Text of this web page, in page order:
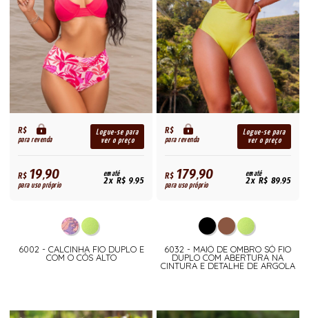
R$
para revenda
Logue-se para
ver o preço
R$19,90
para uso próprio
em até
2x R$ 9,95
6002 - CALCINHA FIO DUPLO E
COM O CÓS ALTO
R$
para revenda
Logue-se para
ver o preço
R$179,90
para uso próprio
em até
2x R$ 89,95
6032 - MAIÔ DE OMBRO SÓ FIO
DUPLO COM ABERTURA NA
CINTURA E DETALHE DE ARGOLA